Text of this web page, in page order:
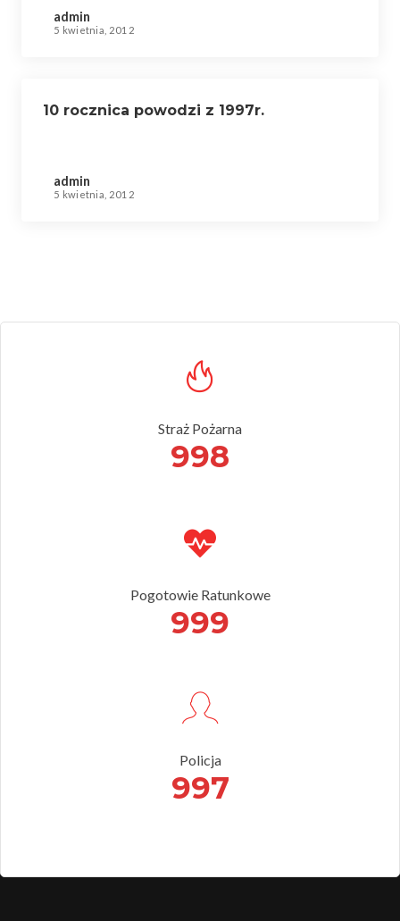
admin
5 kwietnia, 2012
10 rocznica powodzi z 1997r.
admin
5 kwietnia, 2012
Straż Pożarna
998
Pogotowie Ratunkowe
999
Policja
997